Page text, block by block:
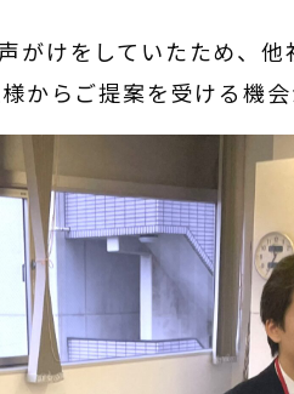
けをしていたため、他
からご提案を受ける機会